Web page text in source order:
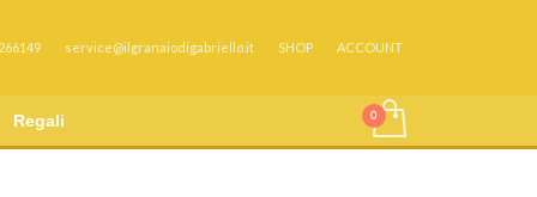
service@ilgranaiodigabriello.it SHOP ACCOUNT
Regali